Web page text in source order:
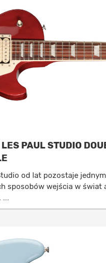
PAUL STUDIO
od lat pozostaje
sposobów wejścia w świat